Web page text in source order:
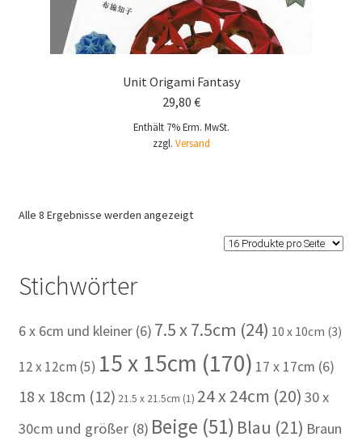
Unit Origami Fantasy
29,80 €
Enthält 7% Erm. MwSt.
zzgl. Versand
Alle 8 Ergebnisse werden angezeigt
Stichwörter
6 x 6cm und kleiner(6) 7.5 x 7.5cm (24) 10 x 10cm (3)
12 x 12cm (5) 15 x 15cm (170) 17 x 17cm (6)
18 x 18cm (12) 21.5 x 21.5cm (1) 24 x 24cm (20) 30 x
30cm und größer(8) Beige (51) Blau (21) Braun